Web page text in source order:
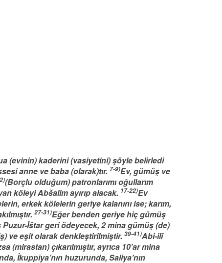
(evinin) kaderini (vasiyetini) şöyle belirledi
anne ve baba (olarak)tır. 7-9)Ev, gümüş ve
(Borçlu olduğum) patronlarımı oğullarım
köleyi Abšalim ayırıp alacak. 17-22)Ev
erkek kölelerin geriye kalanını ise; karım,
27-31)Eğer benden geriye hiç gümüş
İštar geri ödeyecek, 2 mina gümüş (de)
ve eşit olarak denkleştirilmiştir. 39-41)Abi-ilī
(mirastan) çıkarılmıştır, ayrıca 10’ar mina
İkuppīya’nın huzurunda, Saliya’nın